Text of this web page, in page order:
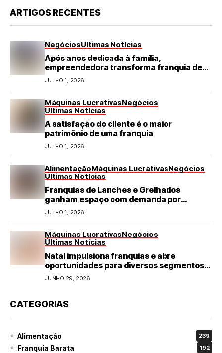
ARTIGOS RECENTES
NegóciosÚltimas Notícias
Após anos dedicada à família,
empreendedora transforma franquia de
turismo em negócio de destaque no RN
JULHO 1, 2026
Máquinas LucrativasNegócios
Últimas Notícias
A satisfação do cliente é o maior
patrimônio de uma franquia
JULHO 1, 2026
AlimentaçãoMáquinas LucrativasNegócios
Últimas Notícias
Franquias de Lanches e Grelhados
ganham espaço com demanda por
refeições rápidas e de qualidade
JULHO 1, 2026
Máquinas LucrativasNegócios
Últimas Notícias
Natal impulsiona franquias e abre
oportunidades para diversos segmentos
do varejo
JUNHO 29, 2026
CATEGORIAS
Alimentação 239
Franquia Barata 192